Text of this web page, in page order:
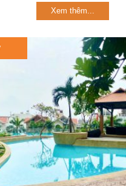
Xem thêm...